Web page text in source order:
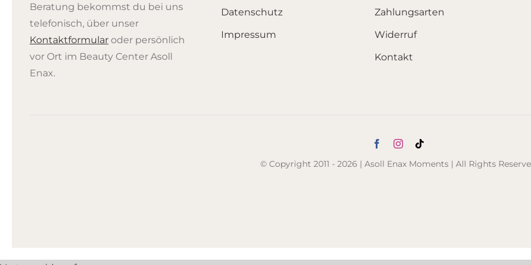
Beratung bekommst du bei uns
telefonisch, über unser
Kontaktformularoder persönlich
vor Ort im Beauty Center Asoll
Enax.
Datenschutz
Impressum
Zahlungsarten
Widerruf
Kontakt
© Copyright 2011 - 2026 | Asoll Enax Moments | All Rights